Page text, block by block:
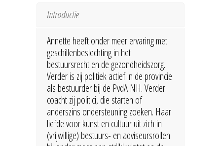
Introductie
Annette heeft onder meer ervaring met
geschillenbeslechting in het
bestuursrecht en de gezondheidszorg.
Verder is zij politiek actief in de provincie
als bestuurder bij de PvdA NH. Verder
coacht zij politici, die starten of
anderszins ondersteuning zoeken. Haar
liefde voor kunst en cultuur uit zich in
(vrijwillige) bestuurs- en adviseursrollen